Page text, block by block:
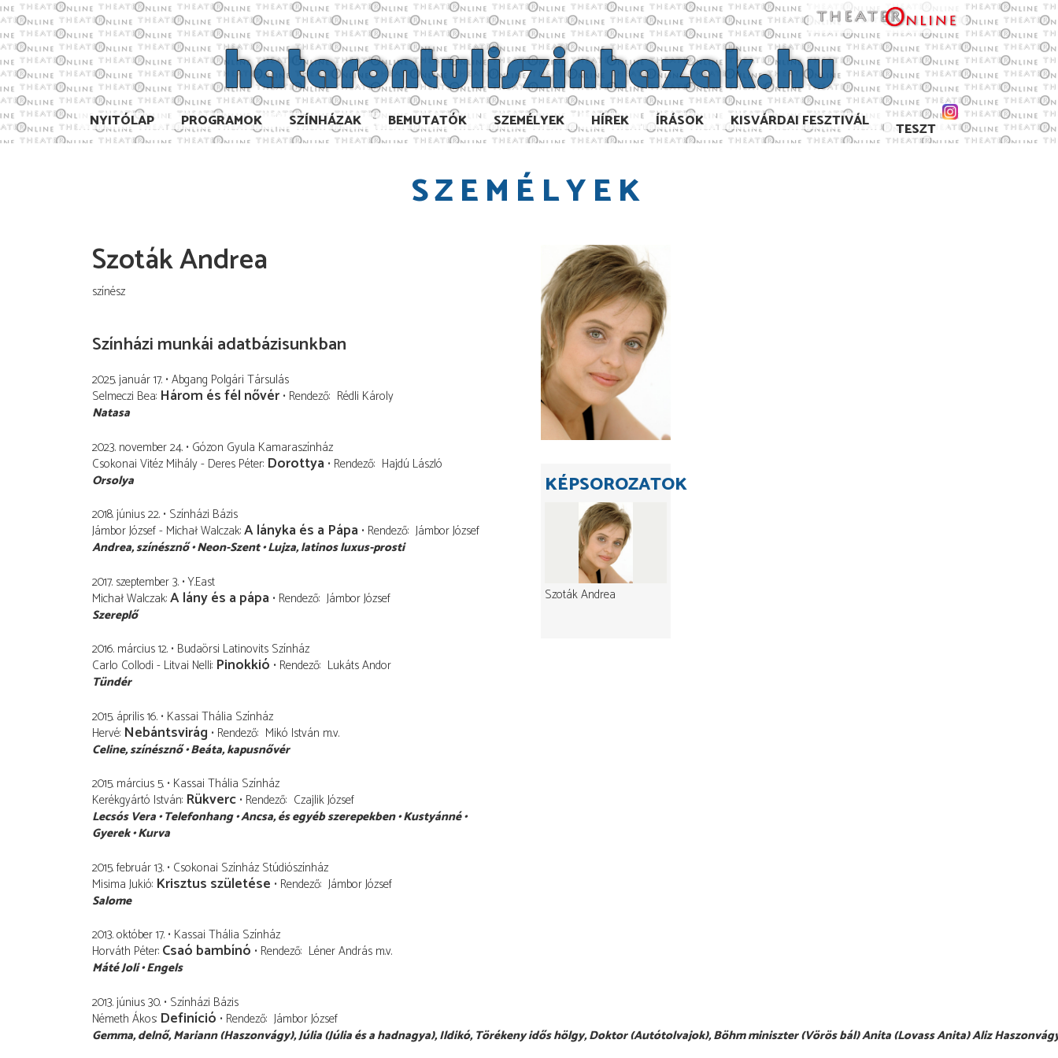
NYITÓLAP PROGRAMOK SZÍNHÁZAK BEMUTATÓK SZEMÉLYEK HÍREK ÍRÁSOK KISVÁRDAI FESZTIVÁL TESZT
SZEMÉLYEK
Szoták Andrea
színész
Színházi munkái adatbázisunkban
2025. január 17. Abgang Polgári Társulás
Selmeczi Bea Három és fél nővér Rendező Rédli Károly
Natasa
2023. november 24. Gózon Gyula Kamaraszínház
Csokonai Vitéz Mihály - Deres Péter Dorottya Rendező Hajdú László
Orsolya
2018. június 22. Színházi Bázis
Jámbor József - Michał Walczak A lányka és a Pápa Rendező Jámbor József
Andrea színésznő Neon-Szent Lujza latinos luxus-prosti
2017. szeptember 3. Y.East
Michał Walczak A lány és a pápa Rendező Jámbor József
Szereplő
2016. március 12. Budaörsi Latinovits Színház
Carlo Collodi - Litvai Nelli Pinokkió Rendező Lukáts Andor
Tündér
2015. április 16. Kassai Thália Színház
Hervé Nebántsvirág Rendező Mikó István m.v.
Celine színésznő Beáta kapusnővér
2015. március 5. Kassai Thália Színház
Kerékgyártó István Rükverc Rendező Czajlik József
Lecsós Vera Telefonhang Ancsa és egyéb szerepekben Kustyánné
Gyerek Kurva
2015. február 13. Csokonai Színház Stúdiószínház
Misima Jukió Krisztus születése Rendező Jámbor József
Salome
2013. október 17. Kassai Thália Színház
Horváth Péter Csaó bambínó Rendező Léner András m.v.
Máté Joli Engels
2013. június 30. Színházi Bázis
Németh Ákos Definíció Rendező Jámbor József
Gemma, delnő Mariann (Haszonvágy), Júlia (Júlia és a hadnagya), Ildikó, Törékeny idős hölgy, Doktor (Autótolvajok), Böhm miniszter (Vörös bál) Anita (Lovass Anita) Aliz
KÉPSOROZATOK
Szoták Andrea